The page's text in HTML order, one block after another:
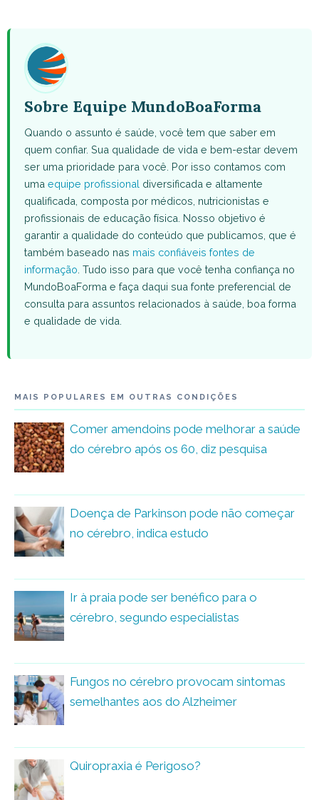
Sobre Equipe MundoBoaForma
Quando o assunto é saúde, você tem que saber em
quem confiar. Sua qualidade de vida e bem-estar devem
ser uma prioridade para você. Por isso contamos com
uma equipe profissional diversificada e altamente
qualificada, composta por médicos, nutricionistas e
profissionais de educação física. Nosso objetivo é
garantir a qualidade do conteúdo que publicamos, que é
também baseado nas mais confiáveis fontes de
informação . Tudo isso para que você tenha confiança no
MundoBoaForma e faça daqui sua fonte preferencial de
consulta para assuntos relacionados à saúde, boa forma
e qualidade de vida.
MAIS POPULARES EM OUTRAS CONDIÇÕES
Comer amendoins pode melhorar a saúde
do cérebro após os 60, diz pesquisa
Doença de Parkinson pode não começar
no cérebro, indica estudo
Ir à praia pode ser benéfico para o
cérebro, segundo especialistas
Fungos no cérebro provocam sintomas
semelhantes aos do Alzheimer
Quiropraxia é Perigoso?